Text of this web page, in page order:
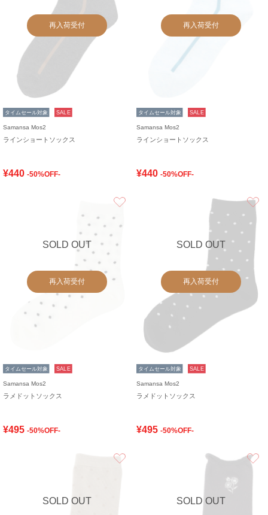
再入荷受付
タイムセール対象 SALE
Samansa Mos2
ラインショートソックス
¥440 -50%OFF-
再入荷受付
タイムセール対象 SALE
Samansa Mos2
ラインショートソックス
¥440 -50%OFF-
SOLD OUT
再入荷受付
タイムセール対象 SALE
Samansa Mos2
ラメドットソックス
¥495 -50%OFF-
SOLD OUT
再入荷受付
タイムセール対象 SALE
Samansa Mos2
ラメドットソックス
¥495 -50%OFF-
SOLD OUT SOLD OUT